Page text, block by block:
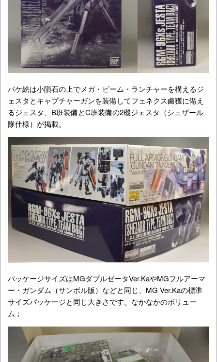
パケ絵は小隕石の上でメガ・ビーム・ランチャーを構えるジ
ェスタとキャプチャーガンを装備してフェネクス鹵獲に備え
るジェスタ、B班装備とC班装備の2機ジェスタ（シェザール
隊仕様）が掲載。
パッケージサイズはMGダブルゼータVer.KaやMGフルアーマ
ー・ガンダム（サンボル版）などと同じ、MG Ver.Kaの標準
サイズパッケージと同じ大きさです。なかなかのボリュー
ム；